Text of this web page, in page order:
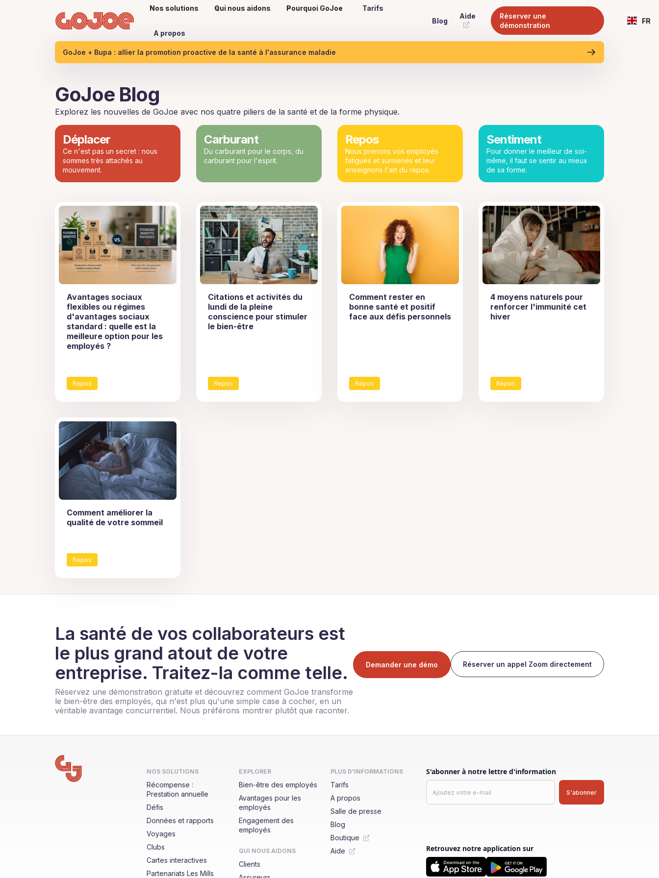
Nos solutions Qui nous aidons Pourquoi GoJoe Tarifs
A propos
Blog
Aide
Réserver une
démonstration
FR
GoJoe + Bupa : allier la promotion proactive de la santé à l'assurance maladie
GoJoe Blog
Explorez les nouvelles de GoJoe avec nos quatre piliers de la santé et de la forme physique.
Déplacer
Ce n'est pas un secret : nous
sommes très attachés au
mouvement.
Carburant
Du carburant pour le corps, du
carburant pour l'esprit.
Repos
Nous prenons vos employés
fatigués et surmenés et leur
enseignons l'art du repos.
Sentiment
Pour donner le meilleur de soi-
même, il faut se sentir au mieux
de sa forme.
Repos
Avantages sociaux
flexibles ou régimes
d'avantages sociaux
standard : quelle est la
meilleure option pour les
employés ?
Repos
Citations et activités du
lundi de la pleine
conscience pour stimuler
le bien-être
Repos
Comment rester en
bonne santé et positif
face aux défis personnels
Repos
4 moyens naturels pour
renforcer l'immunité cet
hiver
Repos
Comment améliorer la
qualité de votre sommeil
La santé de vos collaborateurs est
le plus grand atout de votre
entreprise. Traitez-la comme telle.
Réservez une démonstration gratuite et découvrez comment GoJoe transforme
le bien-être des employés, qui n'est plus qu'une simple case à cocher, en un
véritable avantage concurrentiel. Nous préférons montrer plutôt que raconter.
Demander une démo Réserver un appel Zoom directement
NOS SOLUTIONS
Récompense :
Prestation annuelle
Défis
Données et rapports
Voyages
Clubs
Cartes interactives
Partenariats Les Mills
EXPLORER
Bien-être des employés
Avantages pour les
employés
Engagement des
employés
QUI NOUS AIDONS
Clients
PLUS D'INFORMATIONS
Tarifs
A propos
Salle de presse
Blog
Boutique
Aide
S'abonner à notre lettre d'information
Retrouvez notre application sur